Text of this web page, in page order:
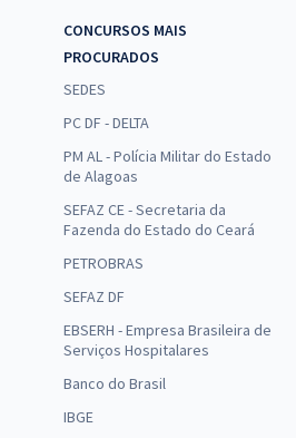
CONCURSOS MAIS
PROCURADOS
SEDES
PC DF - DELTA
PM AL - Polícia Militar do Estado
de Alagoas
SEFAZ CE - Secretaria da
Fazenda do Estado do Ceará
PETROBRAS
SEFAZ DF
EBSERH - Empresa Brasileira de
Serviços Hospitalares
Banco do Brasil
IBGE